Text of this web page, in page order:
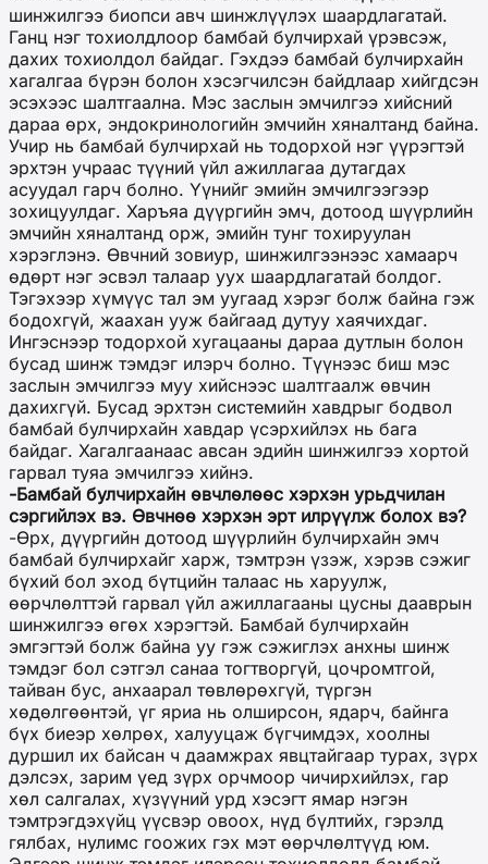
шинжилгээ биопси авч шинжлүүлэх шаардлагатай.
Ганц нэг тохиолдлоор бамбай булчирхай үрэвсэж,
дахих тохиолдол байдаг. Гэхдээ бамбай булчирхайн
хагалгаа бүрэн болон хэсэгчилсэн байдлаар хийгдсэн
эсэхээс шалтгаална. Мэс заслын эмчилгээ хийсний
дараа өрх, эндокринологийн эмчийн хяналтанд байна.
Учир нь бамбай булчирхай нь тодорхой нэг үүрэгтэй
эрхтэн учраас түүний үйл ажиллагаа дутагдах
асуудал гарч болно. Үүнийг эмийн эмчилгээгээр
зохицуулдаг. Харъяа дүүргийн эмч, дотоод шүүрлийн
эмчийн хяналтанд орж, эмийн тунг тохируулан
хэрэглэнэ. Өвчний зовиур, шинжилгээнээс хамаарч
өдөрт нэг эсвэл талаар уух шаардлагатай болдог.
Тэгэхээр хүмүүс тал эм уугаад хэрэг болж байна гэж
бодохгүй, жаахан ууж байгаад дутуу хаячихдаг.
Ингэснээр тодорхой хугацааны дараа дутлын болон
бусад шинж тэмдэг илэрч болно. Түүнээс биш мэс
заслын эмчилгээ муу хийснээс шалтгаалж өвчин
дахихгүй. Бусад эрхтэн системийн хавдрыг бодвол
бамбай булчирхайн хавдар үсэрхийлэх нь бага
байдаг. Хагалгаанаас авсан эдийн шинжилгээ хортой
гарвал туяа эмчилгээ хийнэ.
-Бамбай булчирхайн өвчлөлөөс хэрхэн урьдчилан
сэргийлэх вэ. Өвчнөө хэрхэн эрт илрүүлж болох вэ?
-Өрх, дүүргийн дотоод шүүрлийн булчирхайн эмч
бамбай булчирхайг харж, тэмтрэн үзэж, хэрэв сэжиг
бүхий бол эход бүтцийн талаас нь харуулж,
өөрчлөлттэй гарвал үйл ажиллагааны цусны дааврын
шинжилгээ өгөх хэрэгтэй. Бамбай булчирхайн
эмгэгтэй болж байна уу гэж сэжиглэх анхны шинж
тэмдэг бол сэтгэл санаа тогтворгүй, цочромтгой,
тайван бус, анхаарал төвлөрөхгүй, түргэн
хөдөлгөөнтэй, үг яриа нь олширсон, ядарч, байнга
бүх биеэр хөлрөх, халууцаж бүгчимдэх, хоолны
дуршил их байсан ч даамжрах явцтайгаар турах, зүрх
дэлсэх, зарим үед зүрх орчмоор чичирхийлэх, гар
хөл салгалах, хүзүүний урд хэсэгт ямар нэгэн
тэмтрэгдэхүйц үүсвэр овоох, нүд бүлтийх, гэрэлд
гялбах, нулимс гоожих гэх мэт өөрчлөлтүүд юм.